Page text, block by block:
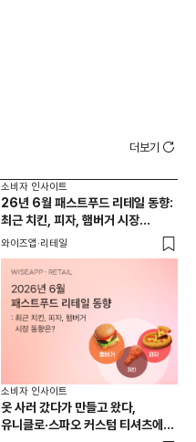
더보기
소비자 인사이트
26년 6월 패스트푸드 리테일 동향:
최근 치킨, 피자, 햄버거 시장
동향은?
와이즈앱·리테일
소비자 인사이트
옷 사러 갔다가 만들고 왔다,
유니클로·스파오 커스텀 티셔츠에